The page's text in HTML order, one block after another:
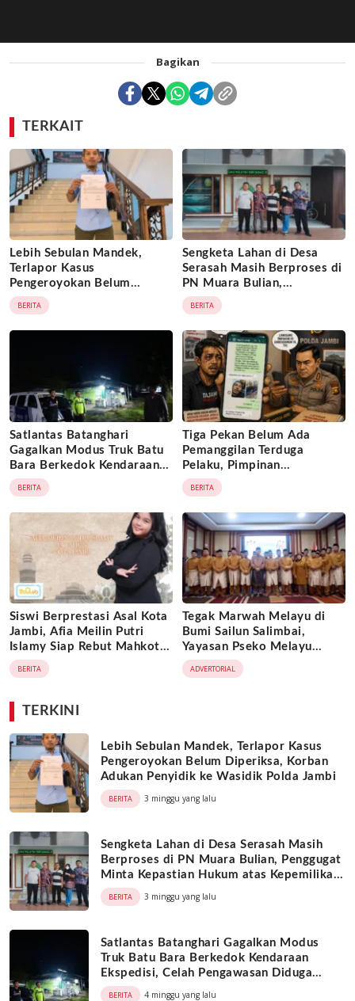
Bagikan
TERKAIT
Lebih Sebulan Mandek,
Terlapor Kasus
Pengeroyokan Belum
Diperiksa, Korban Adukan
Penyidik ke Wasidik Polda
Jambi
BERITA
Sengketa Lahan di Desa
Serasah Masih Berproses di
PN Muara Bulian,
Penggugat Minta Kepastian
Hukum atas Kepemilikan
Objek Tanah
BERITA
Satlantas Batanghari
Gagalkan Modus Truk Batu
Bara Berkedok Kendaraan
Ekspedisi, Celah
Pengawasan Diduga
Dimanfaatkan Oknum
BERITA
Tiga Pekan Belum Ada
Pemanggilan Terduga
Pelaku, Pimpinan
Tajam24jam.com Minta
Atensi Langsung Kapolda
Jambi
BERITA
Siswi Berprestasi Asal Kota
Jambi, Afia Meilin Putri
Islamy Siap Rebut Mahkota
Putri Jambi 2026
BERITA
Tegak Marwah Melayu di
Bumi Sailun Salimbai,
Yayasan Pseko Melayu
Jambi Resmi Dikukuhkan:
Satukan Adat, Jaga Warisan
ADVERTORIAL
TERKINI
Lebih Sebulan Mandek, Terlapor Kasus
Pengeroyokan Belum Diperiksa, Korban
Adukan Penyidik ke Wasidik Polda Jambi
BERITA 3 minggu yang lalu
Sengketa Lahan di Desa Serasah Masih
Berproses di PN Muara Bulian, Penggugat
Minta Kepastian Hukum atas Kepemilikan
Objek Tanah
BERITA 3 minggu yang lalu
Satlantas Batanghari Gagalkan Modus
Truk Batu Bara Berkedok Kendaraan
Ekspedisi, Celah Pengawasan Diduga
Dimanfaatkan Oknum
BERITA 4 minggu yang lalu